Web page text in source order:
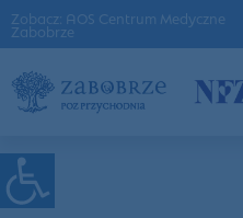
Zobacz: AOS Centrum Medyczne
Zabobrze